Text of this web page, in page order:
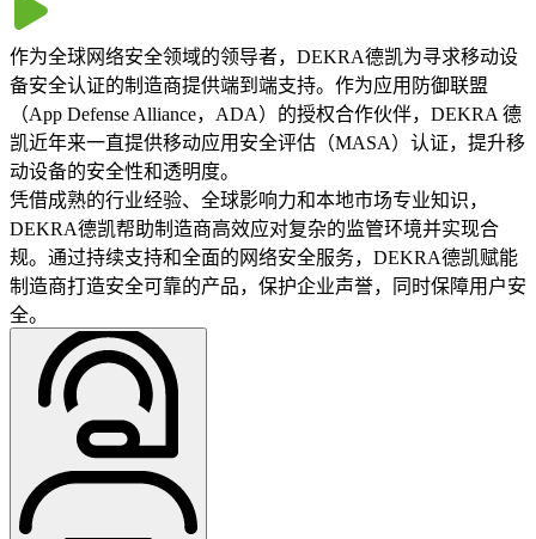
作为全球网络安全领域的领导者，DEKRA德凯为寻求移动设
备安全认证的制造商提供端到端支持。作为应用防御联盟
（App Defense Alliance，ADA）的授权合作伙伴，DEKRA 德
凯近年来一直提供移动应用安全评估（MASA）认证，提升移
动设备的安全性和透明度。
凭借成熟的行业经验、全球影响力和本地市场专业知识，
DEKRA德凯帮助制造商高效应对复杂的监管环境并实现合
规。通过持续支持和全面的网络安全服务，DEKRA德凯赋能
制造商打造安全可靠的产品，保护企业声誉，同时保障用户安
全。